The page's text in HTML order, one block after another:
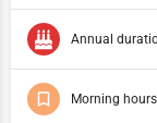
Annual
Morning hours